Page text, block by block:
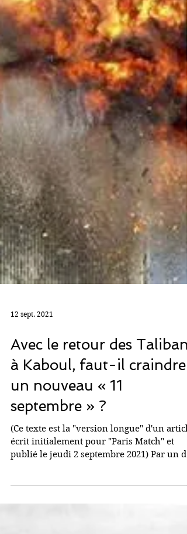
12 sept. 2021
Avec le retour des Taliban
à Kaboul, faut-il craindre